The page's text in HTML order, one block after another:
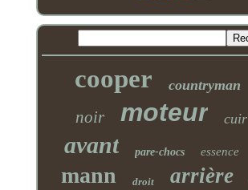
cooper countryman
noir moteur cuir
avant pare-chocs essence
mann droit arrière